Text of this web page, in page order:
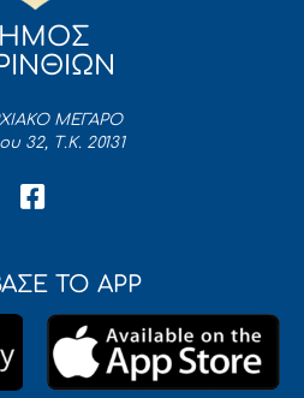
ΜΕΓΑΡΟ
32, Τ.Κ. 20131
ΤΟ APP